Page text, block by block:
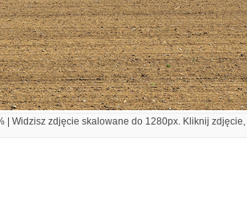
| Widzisz zdjęcie skalowane do 1280px. Kliknij